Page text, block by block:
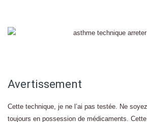
Avertissement
Cette technique, je ne l’ai pas testée. Ne
toujours en possession de médicaments.